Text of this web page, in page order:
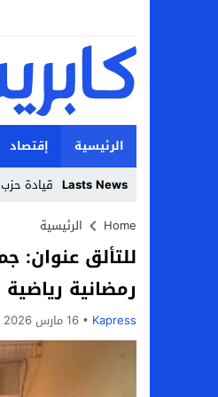
الرئيسية إقتصاد
Lasts News قيادة حزب
Stop
Previous
Next
Home الرئيسية
للتألق عنوان:
رمضانية
Kapress 16 مارس 2026